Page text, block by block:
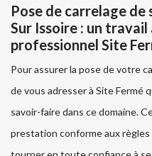
Pose de carrelage de
Sur Issoire : un travail
professionnel Site
Pour assurer la pose de votre
de vous adresser à Site Fermé
savoir-faire dans ce domaine.
prestation conforme aux règles